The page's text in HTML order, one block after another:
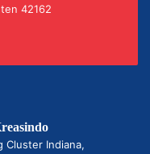
42162
Cluster Indiana,